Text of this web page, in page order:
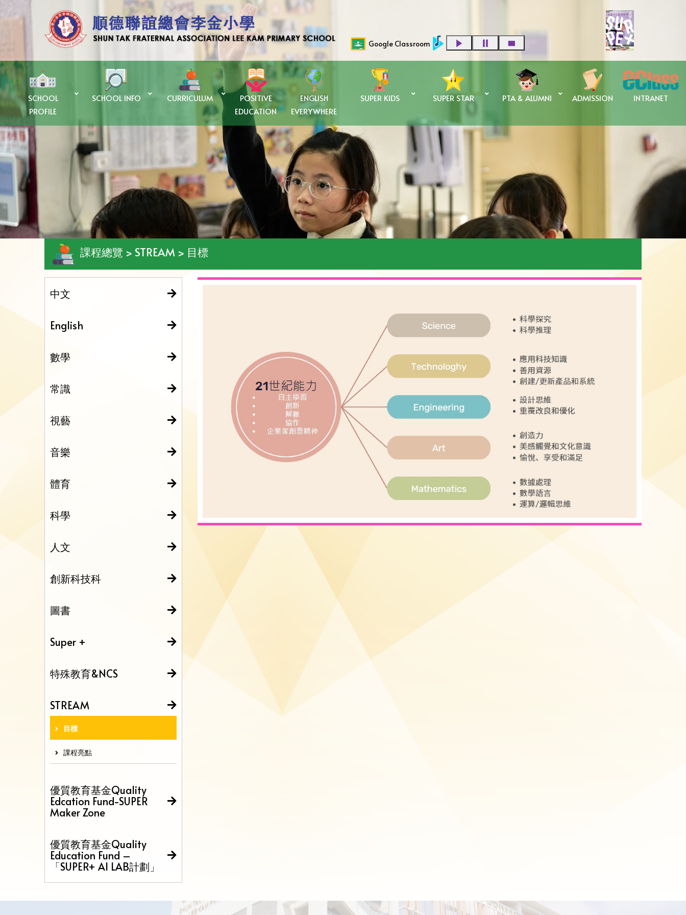
Google Classroom
SCHOOL
PROFILE
SCHOOL INFO CURRICULUM
POSITIVE
EDUCATION
ENGLISH
EVERYWHERE
SUPER KIDS SUPER STAR PTA & ALUMNI ADMISSION INTRANET
課程總覽 > STREAM > 目標
中文
English
數學
常識
視藝
音樂
體育
科學
人文
創新科技科
圖書
Super +
特殊教育&NCS
STREAM
目標
課程亮點
優質教育基金Quality
Edcation Fund-SUPER
Maker Zone
優質教育基金Quality
Education Fund –
「SUPER+ AI LAB計劃」